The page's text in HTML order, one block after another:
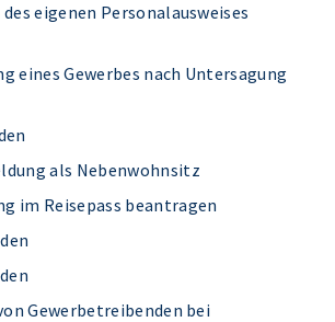
eigenen Personalausweises
eines Gewerbes nach Untersagung
als Nebenwohnsitz
im Reisepass beantragen
Gewerbetreibenden bei